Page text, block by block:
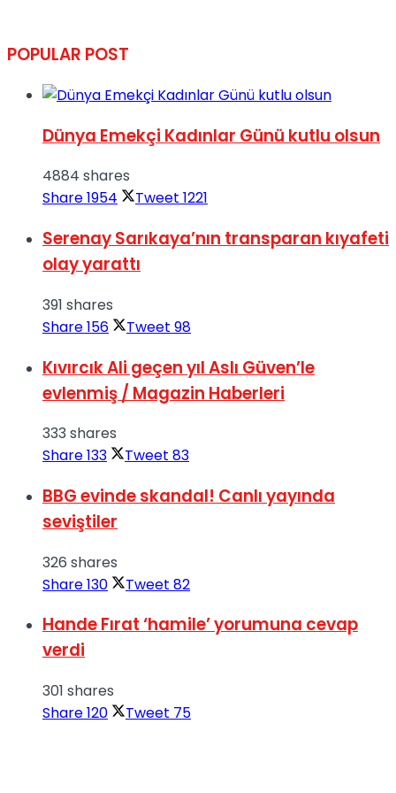
POPULAR POST
Dünya Emekçi Kadınlar Günü kutlu olsun
4884 shares
Share1954 Tweet 1221
Serenay Sarıkaya’nın transparan kıyafeti
olay yarattı
391 shares
Share156 Tweet 98
Kıvırcık Ali geçen yıl Aslı Güven’le
evlenmiş / Magazin Haberleri
333 shares
Share133 Tweet 83
BBG evinde skandal! Canlı yayında
seviştiler
326 shares
Share130 Tweet 82
Hande Fırat ‘hamile’ yorumuna cevap
verdi
301 shares
Share120 Tweet 75